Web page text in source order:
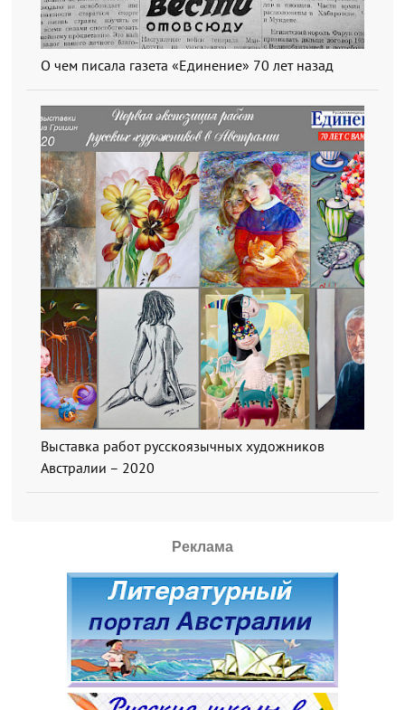
О чем писала газета «Единение» 70 лет назад
Выставка работ русскоязычных художников
Австралии – 2020
Реклама